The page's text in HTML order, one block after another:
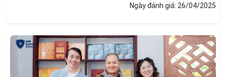
Ngày đánh giá: 26/04/2025